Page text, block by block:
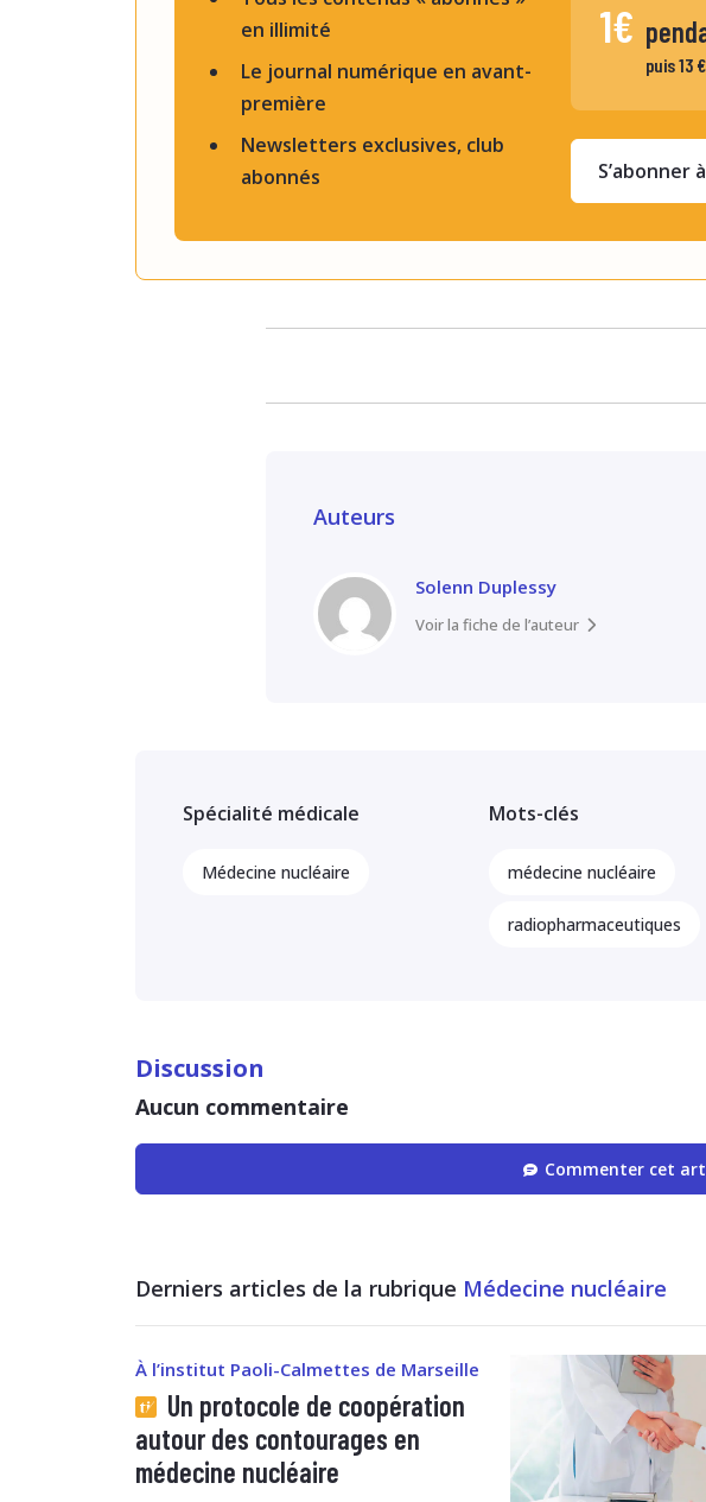
en illimité
Le journal numérique en avant-
première
Newsletters exclusives, club
abonnés
1€
puis 13
S’abonner
Auteurs
Solenn Duplessy
Voir la fiche de l’auteur
Spécialité médicale
Médecine nucléaire
Mots-clés
médecine nucléaire
radiopharmaceutiques
Discussion
Aucun commentaire
Commenter cet
Derniers articles de la rubrique Médecine nucléaire
À l’institut Paoli-Calmettes de Marseille
Un protocole de coopération
autour des contourages en
médecine nucléaire